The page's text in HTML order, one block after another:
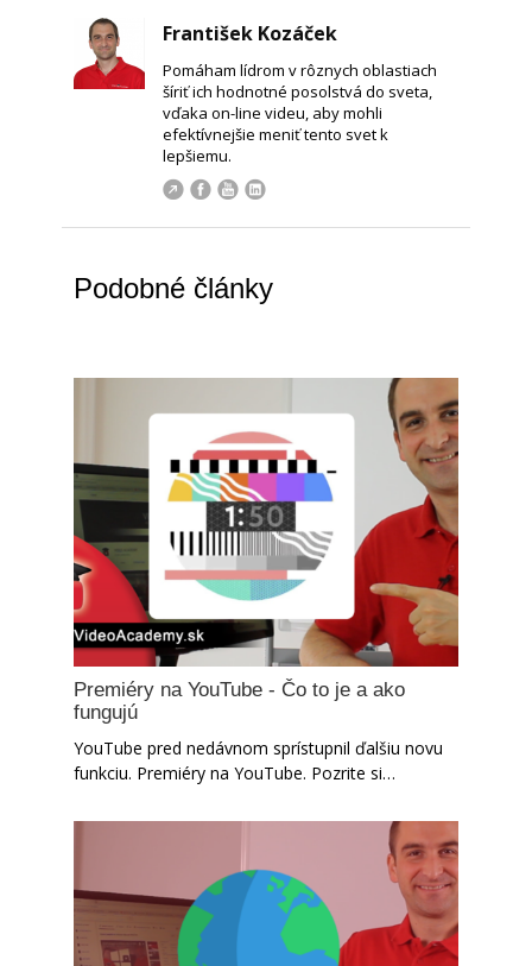
František Kozáček
Pomáham lídrom v rôznych oblastiach
šíriť ich hodnotné posolstvá do sveta,
vďaka on-line videu, aby mohli
efektívnejšie meniť tento svet k
lepšiemu.
Podobné články
Premiéry na YouTube - Čo to je a ako
fungujú
YouTube pred nedávnom sprístupnil ďalšiu novu
funkciu. Premiéry na YouTube. Pozrite si…